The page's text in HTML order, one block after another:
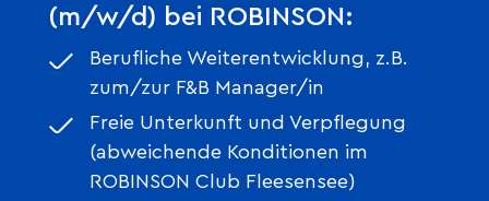
(m/w/d) bei ROBINSON:
Berufliche Weiterentwicklung, z.B.
zum/zur F&B Manager/in
Freie Unterkunft und Verpflegung
(abweichende Konditionen im
ROBINSON Club Fleesensee)